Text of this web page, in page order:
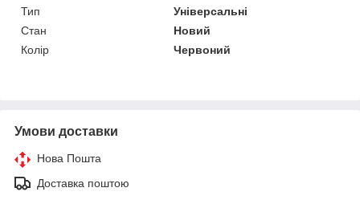
Тип
Універсальні
Стан
Новий
Колір
Червоний
Умови доставки
Нова Пошта
Доставка поштою